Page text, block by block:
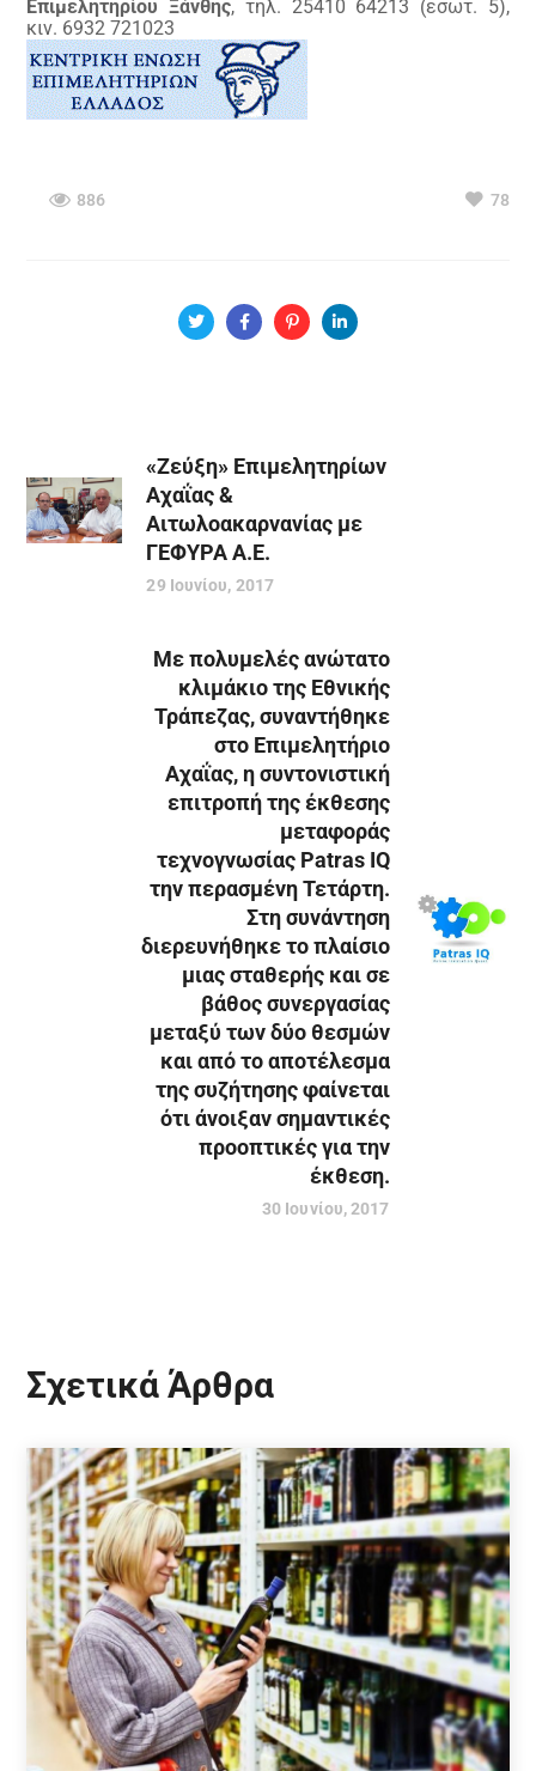
Επιμελητηρίου Ξάνθης, τηλ. 25410 64213 (εσωτ. 5),
κιν. 6932 721023
886 78
«Ζεύξη» Επιμελητηρίων
Αχαΐας &
Αιτωλοακαρνανίας με
ΓΕΦΥΡΑ Α.Ε.
29 Ιουνίου, 2017
Με πολυμελές ανώτατο
κλιμάκιο της Εθνικής
Τράπεζας, συναντήθηκε
στο Επιμελητήριο
Αχαΐας, η συντονιστική
επιτροπή της έκθεσης
μεταφοράς
τεχνογνωσίας Patras IQ
την περασμένη Τετάρτη.
Στη συνάντηση
διερευνήθηκε το πλαίσιο
μιας σταθερής και σε
βάθος συνεργασίας
μεταξύ των δύο θεσμών
και από το αποτέλεσμα
της συζήτησης φαίνεται
ότι άνοιξαν σημαντικές
προοπτικές για την
έκθεση.
30 Ιουνίου, 2017
Σχετικά Άρθρα